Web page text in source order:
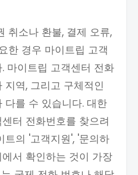
취소나 환불, 결제 오류,
한 경우 마이트립 고객
마이트립 고객센터 전화
역, 그리고 구체적인
다를 수 있습니다. 대한
터 전화번호를 찾으려
트의 '고객지원', '문의하
서 확인하는 것이 가장